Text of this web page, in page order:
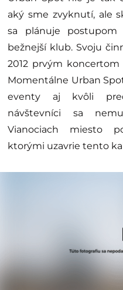
aký sme zvyknutí, ale
sa plánuje postupom
bežnejší klub. Svoju
2012 prvým koncertom
Momentálne Urban
eventy aj kvôli
návštevníci sa
Vianociach miesto
ktorými uzavrie tento